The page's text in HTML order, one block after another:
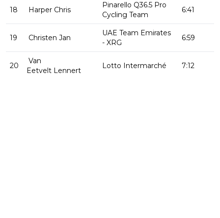
18 Harper Chris
Pinarello Q36.5 Pro
Cycling Team
6:41
19 Christen Jan
UAE Team Emirates
- XRG
6:59
20
Van
Eetvelt Lennert
Lotto Intermarché 7:12